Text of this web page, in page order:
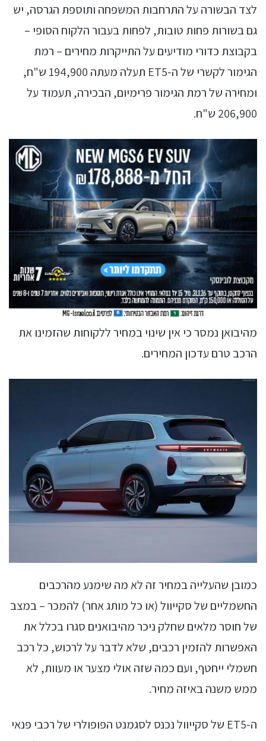
לצד הבשורה על התרחבות המשפחה ותוספת הגרסה, יש
גם בשורות פחות טובות, לפחות בעבור הלקוח הסופי –
בקבוצת כדורי מודיעים על התייקרות מחירים – רמת
הגימור לקשרי של ה-ET5 תעלה מעתה 194,900 ש"ח,
ומחירה של רמת הגימור פרימיום, הבכירה, תעמוד על
206,900 ש"ח.
מהיבואן נמסר כי אין שינוי במחיר ללקוחות שהזמינו את
הרכב טרם עדכון המחירים.
כמובן שהעלייה במחיר זה לא מה שימנע מהרכבים
החשמליים של סקייוול (או כל מותג אחר) להמכר – במצב
של חוסר מלאים שחלק ניכר מהיבואנים סגרו בכלל את
האפשרות להזמין רכבים, שלא לדבר על לרכוש, כל רכב
חשמלי ייחטף, ועם כמה שזה אולי מצער או מעוות, לא
ממש משנה באיזה מחיר.
ה-ET5 של סקייוול נכנס לסגמנט הפופולרי של רכבי פנאי